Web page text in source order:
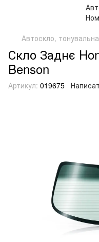
Автоскло, тонувальна
Скло Заднє
Benson
Артикул: 019675